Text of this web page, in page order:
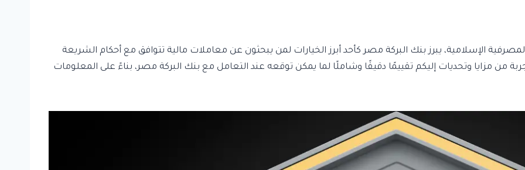
الإسلامية، يبرز بنك البركة مصر كأحد أبرز الخيارات لمن يبحثون عن معاملات مالية تتوافق مع أحكام الشريعة
من مزايا وتحديات إليكم تقييمًا دقيقًا وشاملًا لما يمكن توقعه عند التعامل مع بنك البركة مصر، بناءً على المعلومات